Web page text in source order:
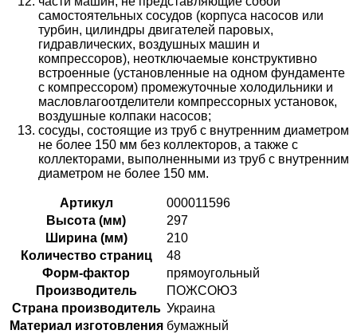
самостоятельных сосудов (корпуса насосов или
турбин, цилиндры двигателей паровых,
гидравлических, воздушных машин и
компрессоров), неотключаемые конструктивно
встроенные (установленные на одном фундаменте
с компрессором) промежуточные холодильники и
масловлагоотделители компрессорных установок,
воздушные колпаки насосов;
сосуды, состоящие из труб с внутренним диаметром
не более 150 мм без коллекторов, а также с
коллекторами, выполненными из труб с внутренним
диаметром не более 150 мм.
Артикул
000011596
Высота (мм)
297
Ширина (мм)
210
Количество страниц
48
Форм-фактор
прямоугольный
Производитель
ПОЖСОЮЗ
Страна производитель Украина
Материал изготовления бумажный